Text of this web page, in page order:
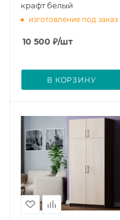
крафт белый
изготовление под заказ
10 500 ₽/шт
В КОРЗИНУ